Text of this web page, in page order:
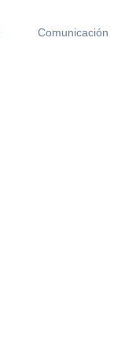
Comunicación